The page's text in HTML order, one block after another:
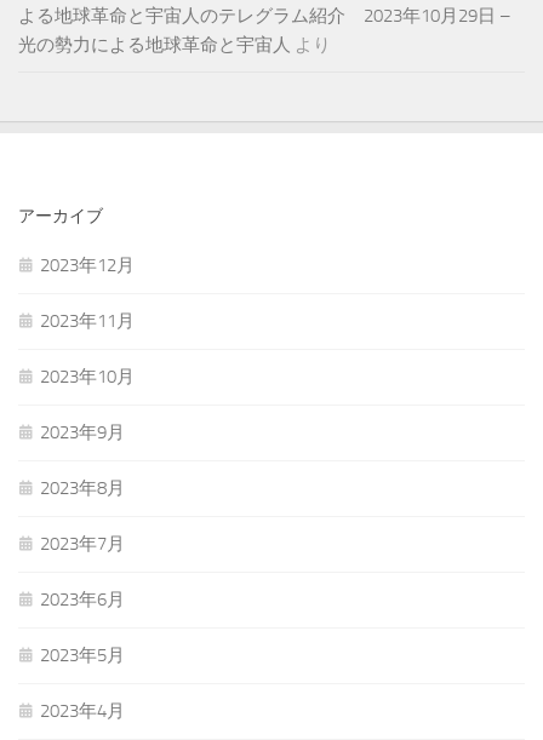
よる地球革命と宇宙人のテレグラム紹介 2023年10月29日 –
光の勢力による地球革命と宇宙人 より
アーカイブ
2023年12月
2023年11月
2023年10月
2023年9月
2023年8月
2023年7月
2023年6月
2023年5月
2023年4月